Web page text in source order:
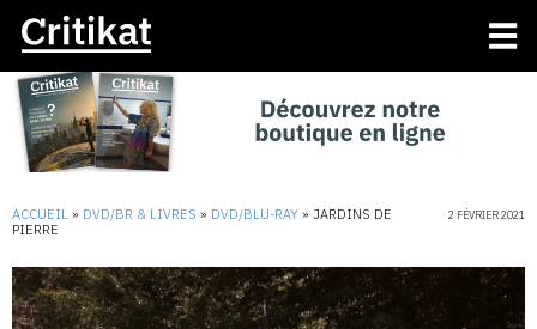
ACCUEIL » DVD/BR & LIVRES » DVD/BLU-RAY » JARDINS DE
PIERRE
2 FÉVRIER 2021